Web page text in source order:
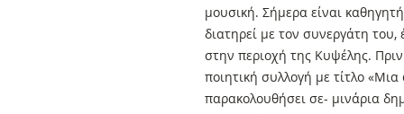
μουσική. Σήμερα είναι
διατηρεί με τον συνεργάτη
στην περιοχή της Κυψέλης.
ποιητική συλλογή με τίτλο
παρακολουθήσει σε- μινάρια